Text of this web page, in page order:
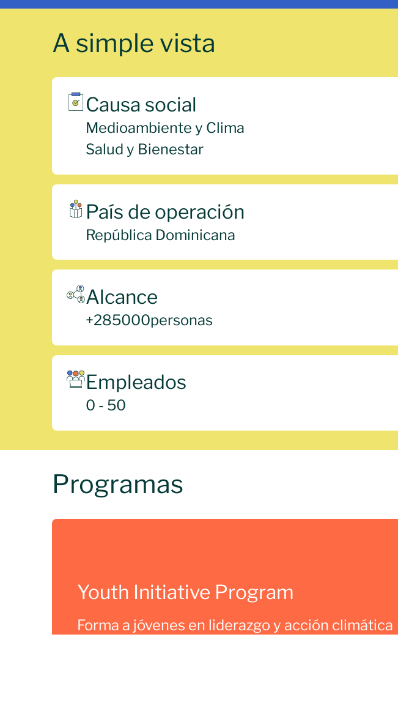
A simple vista
Causa social
Medioambiente y Clima
Salud y Bienestar
País de operación
República Dominicana
Alcance
+285000personas
Empleados
0 - 50
Programas
Youth Initiative Program
Forma a jóvenes en liderazgo y acción climática